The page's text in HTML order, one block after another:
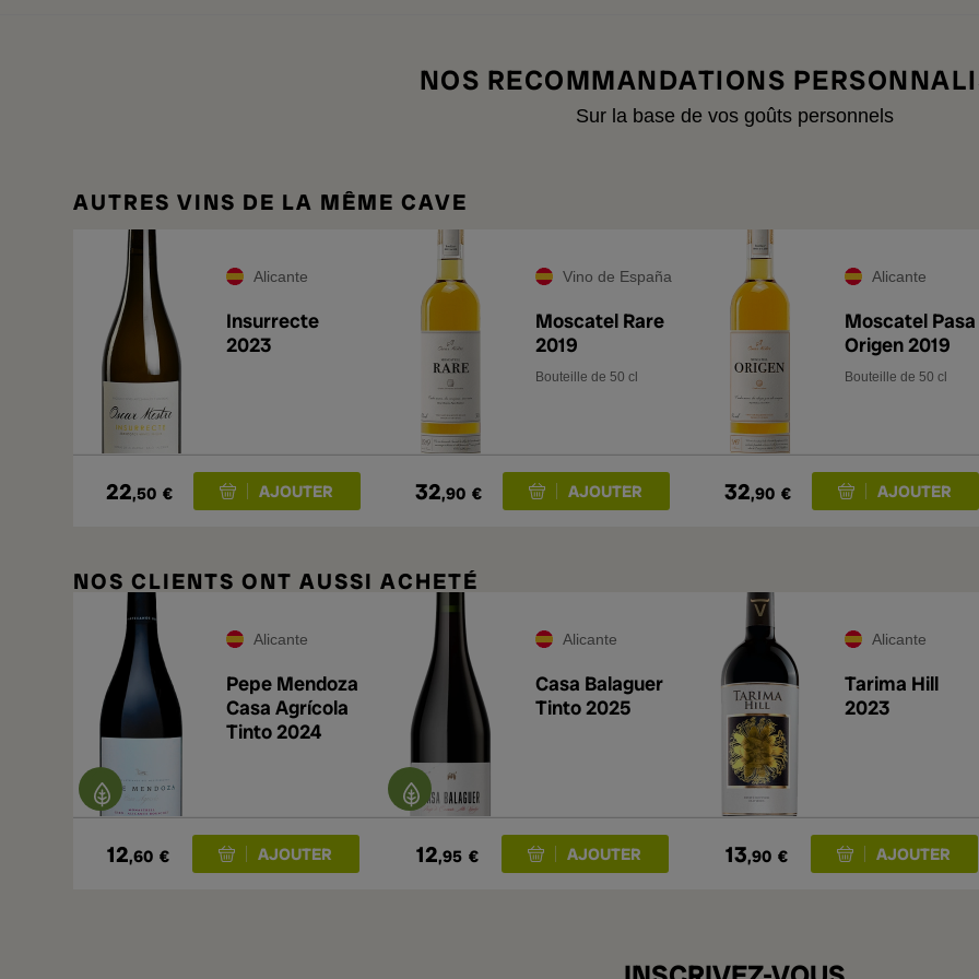
NOS RECOMMANDATIONS
Sur la base de vos goûts personnels
AUTRES VINS DE LA MÊME CAVE
Alicante
Insurrecte
2023
22,50 €
Vino de España
Moscatel Rare
2019
Bouteille de 50 cl
32,90 €
Alicante
Moscatel Pasa
Origen 2019
Bouteille de 50 cl
32,90 €
NOS CLIENTS ONT AUSSI ACHETÉ
Alicante
Pepe Mendoza
Casa Agrícola
Tinto 2024
12,60 €
Alicante
Casa Balaguer
Tinto 2025
12,95 €
Alicante
Tarima Hill
2023
13,90 €